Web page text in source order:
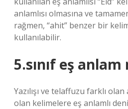
anlamlısı olmasına ve
rağmen, “ahit” benzer bir
kullanılabilir.
5.sınıf eş anlam
Yazılışı ve telaffuzu farklı olan
olan kelimelere eş anlamlı